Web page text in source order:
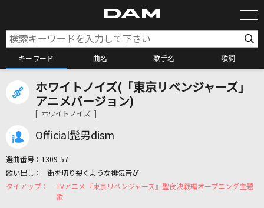
キーワード 曲名 歌手名 歌詞
カラオケ検索
カラオケ店舗検索
カラオケリクエスト
ホワイトノイズ(「東京リベンジャーズ」
アニメバージョン)
[ ホワイトノイズ ]
Official髭男dism
選曲番号： 1309-57
街を切り裂くような排気音が
TVアニメ『東京リベンジャーズ』聖夜決戦編オープニング主題
歌